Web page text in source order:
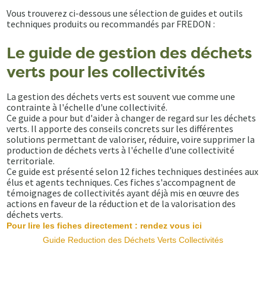
Vous trouverez ci-dessous une sélection de guides et outils
techniques produits ou recommandés par FREDON :
Le guide de gestion des déchets
verts pour les collectivités
La gestion des déchets verts est souvent vue comme une
contrainte à l'échelle d'une collectivité.
Ce guide a pour but d'aider à changer de regard sur les déchets
verts. Il apporte des conseils concrets sur les différentes
solutions permettant de valoriser, réduire, voire supprimer la
production de déchets verts à l'échelle d'une collectivité
territoriale.
Ce guide est présenté selon 12 fiches techniques destinées aux
élus et agents techniques. Ces fiches s'accompagnent de
témoignages de collectivités ayant déjà mis en œuvre des
actions en faveur de la réduction et de la valorisation des
déchets verts.
Pour lire les fiches directement : rendez vous ici
Guide Reduction des Déchets Verts Collectivités